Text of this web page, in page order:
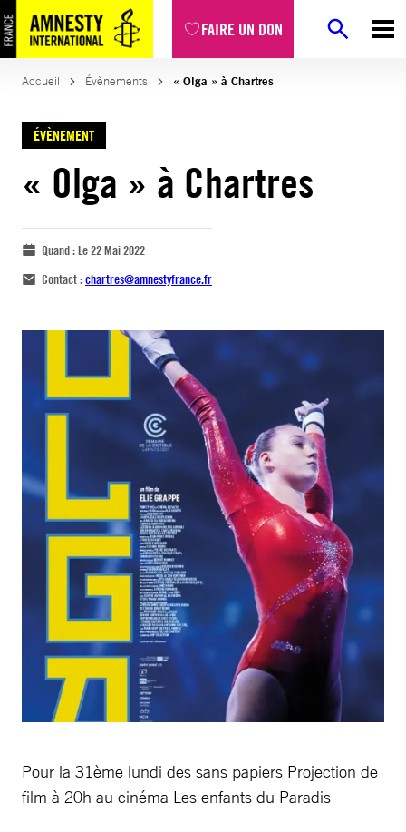
FAIRE UN DON
Accueil Évènements « Olga » à Chartres
ÉVÈNEMENT
« Olga » à Chartres
Quand :Le 22 Mai 2022
Contact :chartres@amnestyfrance.fr
Pour la 31ème lundi des sans papiers Projection de
film à 20h au cinéma Les enfants du Paradis